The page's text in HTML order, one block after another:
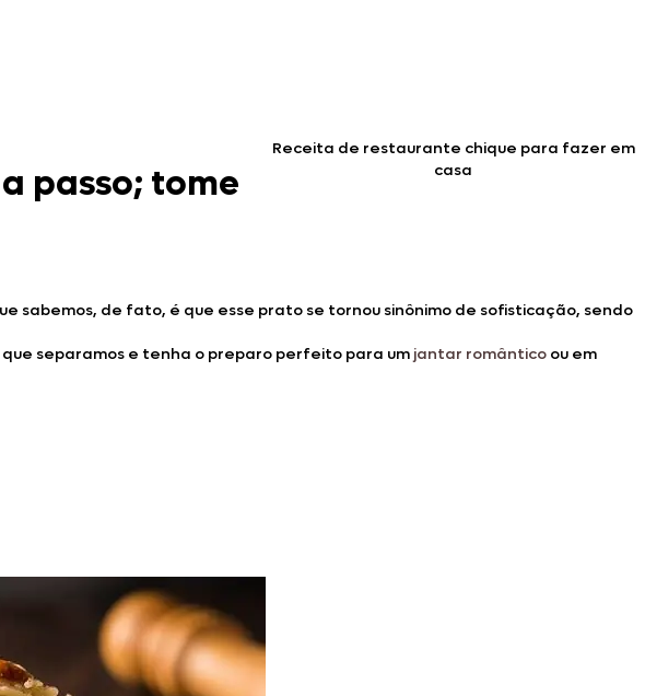
passo; tome
Receita de restaurante chique para fazer em
casa
sabemos, de fato, é que esse prato se tornou sinônimo de sofisticação, sendo
separamos e tenha o preparo perfeito para um jantar romântico ou em